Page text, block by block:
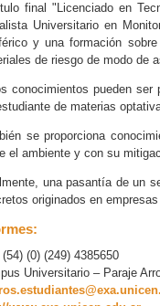
final "Licenciado en
Universitario en
y una formación
de riesgo de modo de
conocimientos pueden ser
de materias
se proporciona
el ambiente y con su
una pasantía de un
originados en
(0) (249) 4385650
Universitario – Paraje